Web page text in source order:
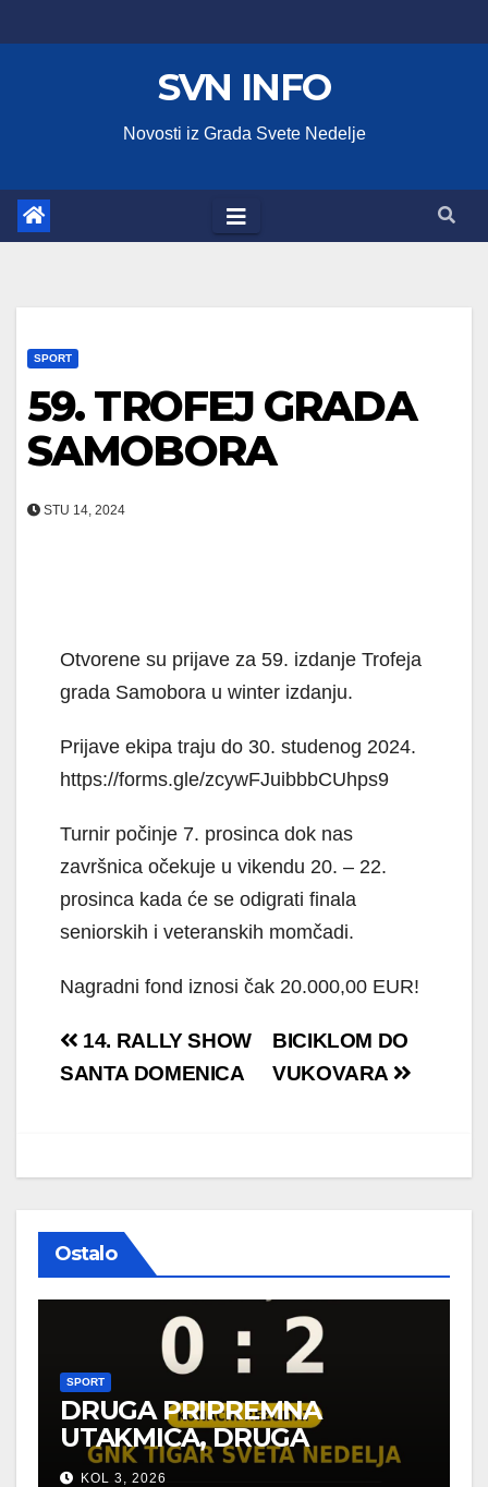
to
SVN INFO
Novosti iz Grada Svete Nedelje
SPORT
59. TROFEJ GRADA
SAMOBORA
STU 14, 2024
Otvorene su prijave za 59. izdanje Trofeja
grada Samobora u winter izdanju.
Prijave ekipa traju do 30. studenog 2024.
https://forms.gle/zcywFJuibbbCUhps9
Turnir počinje 7. prosinca dok nas
završnica očekuje u vikendu 20. – 22.
prosinca kada će se odigrati finala
seniorskih i veteranskih momčadi.
Nagradni fond iznosi čak 20.000,00 EUR!
Navigacija
objava
BICIKLOM DO
VUKOVARA
14. RALLY SHOW
SANTA DOMENICA
Ostalo
SPORT
DRUGA PRIPREMNA
UTAKMICA, DRUGA
POBJEDA ZA TIGROVE
KOL 3, 2026